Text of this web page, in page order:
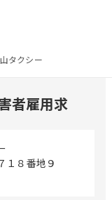
タクシー
者雇用求
１８番地９